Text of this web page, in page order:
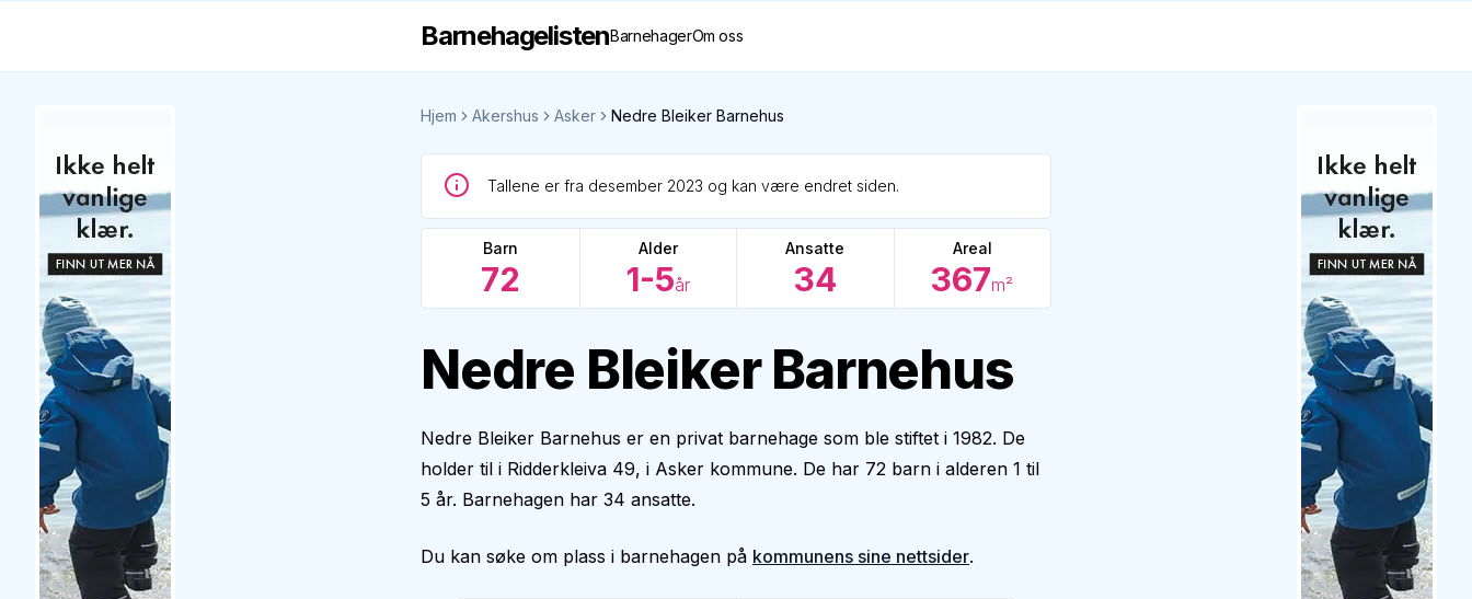
BarnehagelistenBarnehagerOm oss
Hjem Akershus Asker Nedre Bleiker Barnehus
Tallene er fra desember 2023 og kan være endret siden.
Barn
72
Alder
1-5år
Ansatte
34
Areal
367m²
Nedre Bleiker Barnehus
Nedre Bleiker Barnehus er en privat barnehage som ble stiftet i 1982. De
holder til i Ridderkleiva 49, i Asker kommune. De har 72 barn i alderen 1 til
5 år. Barnehagen har 34 ansatte.
Du kan søke om plass i barnehagen på kommunens sine nettsider.